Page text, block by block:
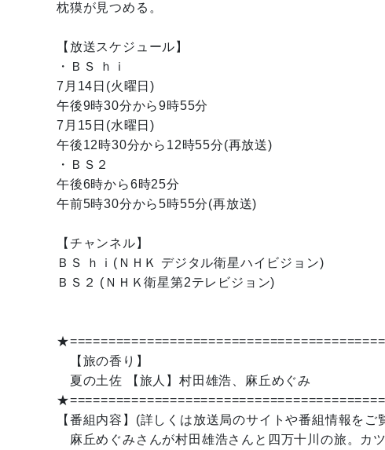
枕獏が見つめる。
【放送スケジュール】
・ＢＳ ｈｉ
7月14日(火曜日)
午後9時30分から9時55分
7月15日(水曜日)
午後12時30分から12時55分(再放送)
・ＢＳ２
午後6時から6時25分
午前5時30分から5時55分(再放送)
【チャンネル】
ＢＳ ｈｉ(ＮＨＫ デジタル衛星ハイビジョン)
ＢＳ２ (ＮＨＫ衛星第2テレビジョン)
【旅の香り】
夏の土佐 【旅人】村田雄浩、麻丘めぐみ
【番組内容】(詳しくは放送局のサイトや番組情報をご
麻丘めぐみさんが村田雄浩さんと四万十川の旅。カ